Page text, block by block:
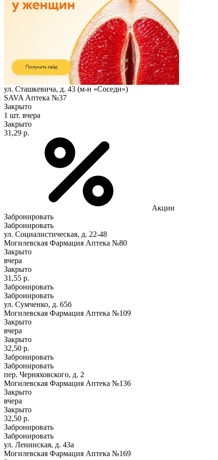
ул. Сташкевича, д. 43 (м-н «Соседи»)
SAVA Аптека №37
Закрыто
1 шт. вчера
Закрыто
31,29 р.
Акции
Забронировать
Забронировать
ул. Социалистическая, д. 22-48
Могилевская Фармация Аптека №80
Закрыто
вчера
Закрыто
31,55 р.
Забронировать
Забронировать
ул. Сумченко, д. 65б
Могилевская Фармация Аптека №109
Закрыто
вчера
Закрыто
32,50 р.
Забронировать
Забронировать
пер. Черняховского, д. 2
Могилевская Фармация Аптека №136
Закрыто
вчера
Закрыто
32,50 р.
Забронировать
Забронировать
ул. Ленинская, д. 43а
Могилевская Фармация Аптека №169